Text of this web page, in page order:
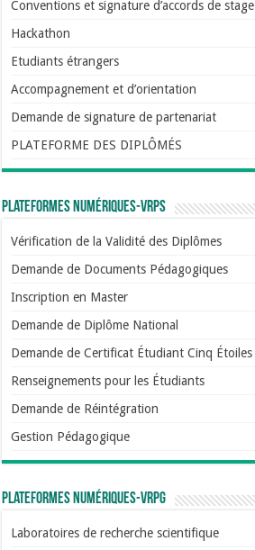
Conventions et signature d’accords de stage
Hackathon
Etudiants étrangers
Accompagnement et d’orientation
Demande de signature de partenariat
PLATEFORME DES DIPLÔMÉS
Plateformes numériques-VRPS
Vérification de la Validité des Diplômes
Demande de Documents Pédagogiques
Inscription en Master
Demande de Diplôme National
Demande de Certificat Étudiant Cinq Étoiles
Renseignements pour les Étudiants
Demande de Réintégration
Gestion Pédagogique
Plateformes numériques-VRPG
Laboratoires de recherche scientifique